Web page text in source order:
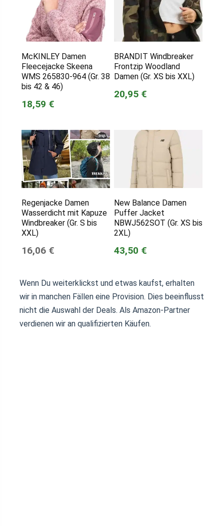
McKINLEY Damen
Fleecejacke Skeena
WMS 265830-964 (Gr. 38
bis 42 & 46)
18,59 €
BRANDIT Windbreaker
Frontzip Woodland
Damen (Gr. XS bis XXL)
20,95 €
Regenjacke Damen
Wasserdicht mit Kapuze
Windbreaker (Gr. S bis
XXL)
16,06 €
New Balance Damen
Puffer Jacket
NBWJ562SOT (Gr. XS bis
2XL)
43,50 €
Wenn Du weiterklickst und etwas kaufst, erhalten
wir in manchen Fällen eine Provision. Dies beeinflusst
nicht die Auswahl der Deals. Als Amazon-Partner
verdienen wir an qualifizierten Käufen.